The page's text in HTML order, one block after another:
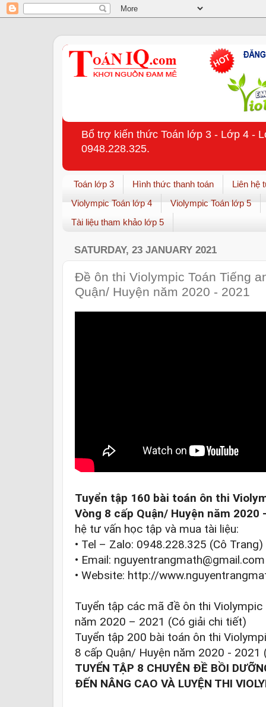
Bổ trợ kiến thức Toán lớp 3 - Lớp 4 -
0948.228.325.
Toán lớp 3 Hình thức thanh toán
Liên hệ
Violympic Toán lớp 4
Violympic Toán lớp 5
Tài liệu tham khảo lớp 5
SATURDAY, 23 JANUARY 2021
Đề ôn thi Violympic Toán Tiếng
Quận/ Huyện năm 2020 - 2021
Tuyển tập 160 bài toán ôn thi
Vòng 8 cấp Quận/ Huyện năm 2020
hệ tư vấn học tập và mua tài liệu:
• Tel – Zalo: 0948.228.325 (Cô Trang)
• Email: nguyentrangmath@gmail.com
• Website: http://
Tuyển tập các mã đề ôn thi
năm 2020 – 2021 (Có giải chi tiết)
Tuyển tập 200 bài toán ôn thi
TUYỂN TẬP 8 CHUYÊN ĐỀ BỒI
ĐẾN NÂNG CAO VÀ LUYỆN THI